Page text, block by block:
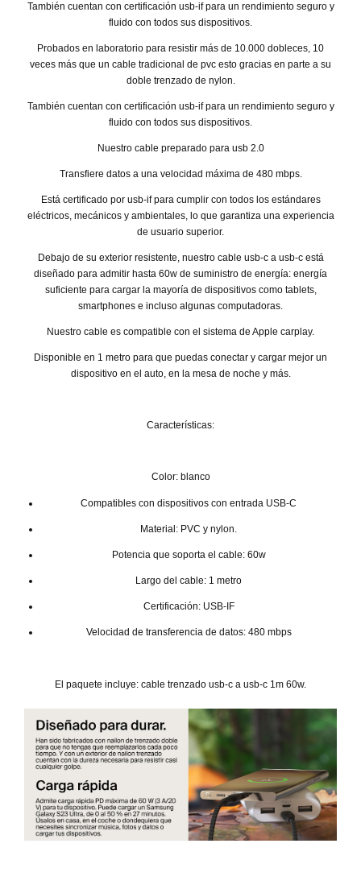
También cuentan con certificación usb-if para un rendimiento seguro y
fluido con todos sus dispositivos.
Probados en laboratorio para resistir más de 10.000 dobleces, 10
veces más que un cable tradicional de pvc esto gracias en parte a su
doble trenzado de nylon.
También cuentan con certificación usb-if para un rendimiento seguro y
fluido con todos sus dispositivos.
Nuestro cable preparado para usb 2.0
Transfiere datos a una velocidad máxima de 480 mbps.
Está certificado por usb-if para cumplir con todos los estándares
eléctricos, mecánicos y ambientales, lo que garantiza una experiencia
de usuario superior.
Debajo de su exterior resistente, nuestro cable usb-c a usb-c está
diseñado para admitir hasta 60w de suministro de energía: energía
suficiente para cargar la mayoría de dispositivos como tablets,
smartphones e incluso algunas computadoras.
Nuestro cable es compatible con el sistema de Apple carplay.
Disponible en 1 metro para que puedas conectar y cargar mejor un
dispositivo en el auto, en la mesa de noche y más.
Características:
Color: blanco
Compatibles con dispositivos con entrada USB-C
Material: PVC y nylon.
Potencia que soporta el cable: 60w
Largo del cable: 1 metro
Certificación: USB-IF
Velocidad de transferencia de datos: 480 mbps
El paquete incluye: cable trenzado usb-c a usb-c 1m 60w.